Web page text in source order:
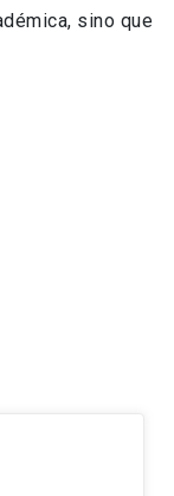
sino que